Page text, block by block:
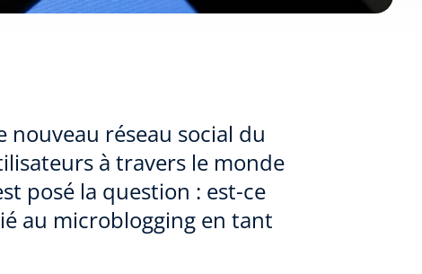
nouveau réseau social du
à travers le monde
posé la question : est-ce
au microblogging en tant